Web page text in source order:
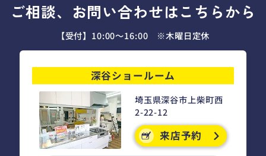
ご相談、お問い合わせはこちらから
【受付】10:00～16:00 ※木曜日定休
深谷ショールーム
埼玉県深谷市上柴町西
2-22-12
来店予約